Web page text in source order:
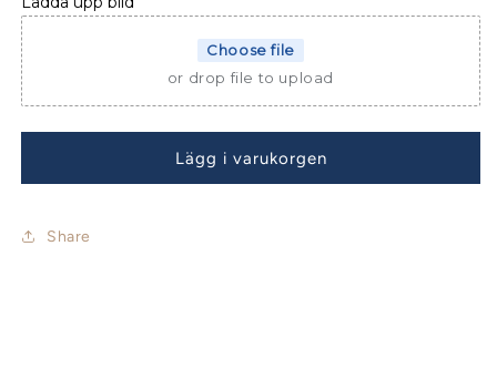
PiedestalskyddPiedestalskydd
rostfritt
Choose file
or drop file to upload
Lägg i varukorgen
Share